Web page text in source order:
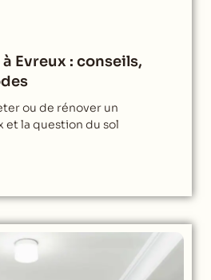
Evreux : conseils,
ou de rénover un
et la question du sol